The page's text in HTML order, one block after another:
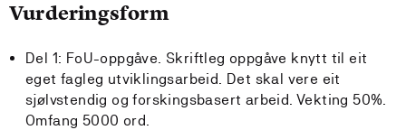
Vurderingsform
Del 1: FoU-oppgåve. Skriftleg oppgåve knytt til eit
eget fagleg utviklingsarbeid. Det skal vere eit
sjølvstendig og forskingsbasert arbeid. Vekting 50%.
Omfang 5000 ord.